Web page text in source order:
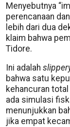
Menyebutnya
perencanaan
lebih dari dua
klaim bahwa
Tidore.
Ini adalah
bahwa satu
kehancuran
ada simulasi
menunjukkan
jika empat